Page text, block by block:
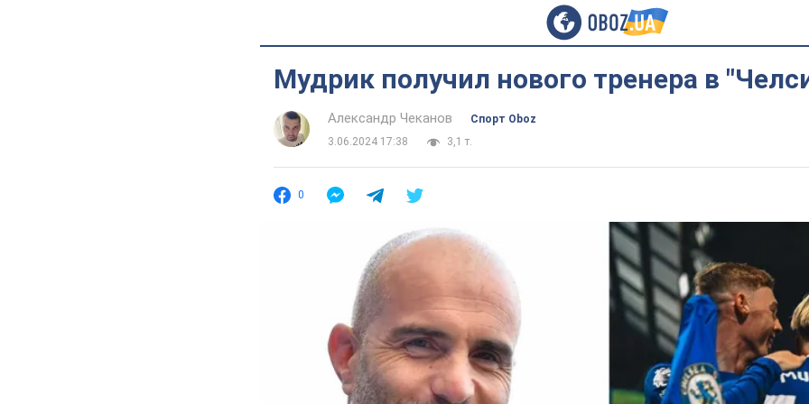
Мудрик получил нового тренера в
Александр Чеканов
Спорт Oboz
3.06.2024 17:38
3,1 т.
0